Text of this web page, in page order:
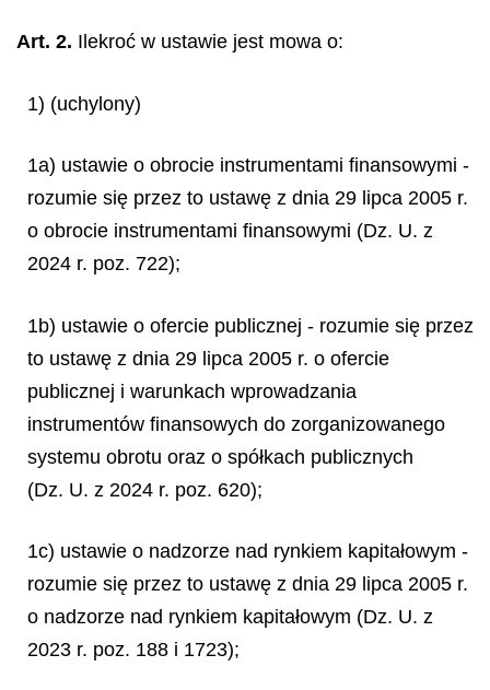
Art. 2. Ilekroć w ustawie jest mowa o:
1) (uchylony)
1a) ustawie o obrocie instrumentami finansowymi -
rozumie się przez to ustawę z dnia 29 lipca 2005 r.
o obrocie instrumentami finansowymi (Dz. U. z
2024 r. poz. 722);
1b) ustawie o ofercie publicznej - rozumie się przez
to ustawę z dnia 29 lipca 2005 r. o ofercie
publicznej i warunkach wprowadzania
instrumentów finansowych do zorganizowanego
systemu obrotu oraz o spółkach publicznych
(Dz. U. z 2024 r. poz. 620);
1c) ustawie o nadzorze nad rynkiem kapitałowym -
rozumie się przez to ustawę z dnia 29 lipca 2005 r.
o nadzorze nad rynkiem kapitałowym (Dz. U. z
2023 r. poz. 188 i 1723);